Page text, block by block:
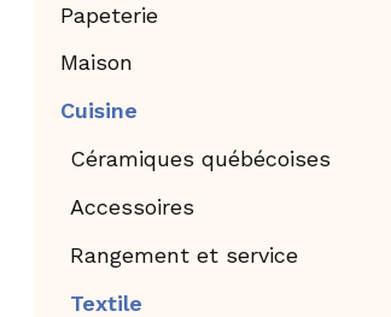
Papeterie
Maison
Cuisine
Céramiques québécoises
Accessoires
Rangement et service
Textile